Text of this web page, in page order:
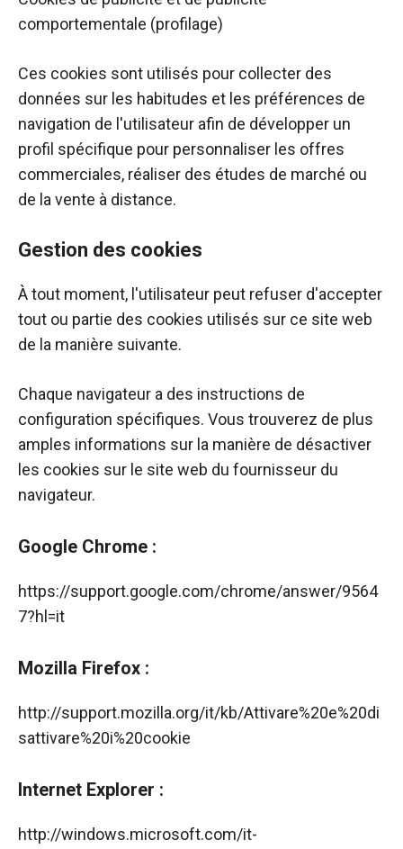
comportementale (profilage)
Ces cookies sont utilisés pour collecter des
données sur les habitudes et les préférences de
navigation de l'utilisateur afin de développer un
profil spécifique pour personnaliser les offres
commerciales, réaliser des études de marché ou
de la vente à distance.
Gestion des cookies
À tout moment, l'utilisateur peut refuser d'accepter
tout ou partie des cookies utilisés sur ce site web
de la manière suivante.
Chaque navigateur a des instructions de
configuration spécifiques. Vous trouverez de plus
amples informations sur la manière de désactiver
les cookies sur le site web du fournisseur du
navigateur.
Google Chrome :
https://support.google.com/chrome/answer/9564
7?hl=it
Mozilla Firefox :
http://support.mozilla.org/it/kb/Attivare%20e%20di
sattivare%20i%20cookie
Internet Explorer :
http://windows.microsoft.com/it-